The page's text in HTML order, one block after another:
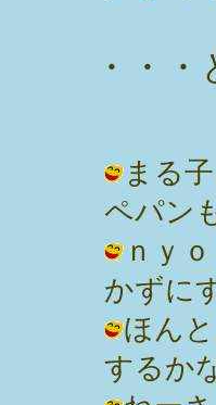
・・
まる
ペパン
ｎｙ
かずに
ほん
するか